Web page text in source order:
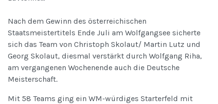
Nach dem Gewinn des österreichischen
Staatsmeistertitels Ende Juli am Wolfgangsee sicherte
sich das Team von Christoph Skolaut/ Martin Lutz und
Georg Skolaut, diesmal verstärkt durch Wolfgang Riha,
am vergangenen Wochenende auch die Deutsche
Meisterschaft.
Mit 58 Teams ging ein WM-würdiges Starterfeld mit